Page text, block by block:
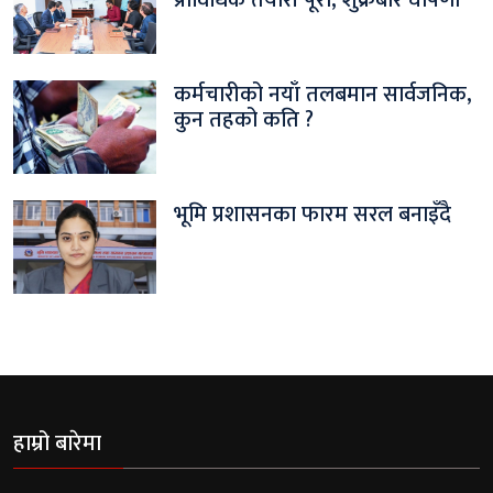
कर्मचारीको नयाँ तलबमान सार्वजनिक,
कुन तहको कति ?
भूमि प्रशासनका फारम सरल बनाइँदै
हाम्रो बारेमा